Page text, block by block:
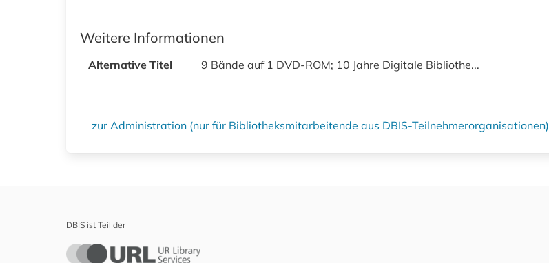
Weitere Informationen
Alternative Titel 9 Bände auf 1 DVD-ROM; 10 Jahre Digitale Bibliothe...
zur Administration (nur für Bibliotheksmitarbeitende aus DBIS-Teilnehmerorganisationen)
DBIS ist Teil der